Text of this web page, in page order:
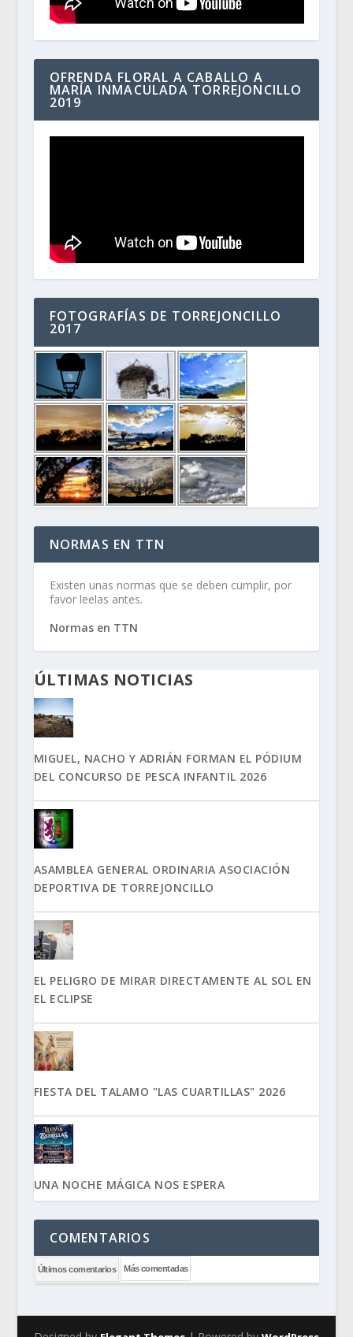
OFRENDA FLORAL A CABALLO A
MARÍA INMACULADA TORREJONCILLO
2019
FOTOGRAFÍAS DE TORREJONCILLO
2017
NORMAS EN TTN
Existen unas normas que se deben cumplir, por
favor leelas antes.
Normas en TTN
ÚLTIMAS NOTICIAS
MIGUEL, NACHO Y ADRIÁN FORMAN EL PÓDIUM
DEL CONCURSO DE PESCA INFANTIL 2026
ASAMBLEA GENERAL ORDINARIA ASOCIACIÓN
DEPORTIVA DE TORREJONCILLO
EL PELIGRO DE MIRAR DIRECTAMENTE AL SOL EN
EL ECLIPSE
FIESTA DEL TALAMO "LAS CUARTILLAS" 2026
UNA NOCHE MÁGICA NOS ESPERA
COMENTARIOS
Últimos comentarios Más comentadas